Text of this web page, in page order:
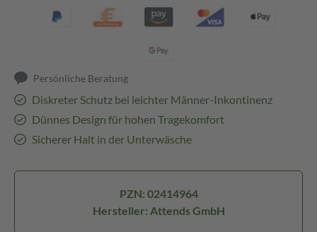
Persönliche Beratung
Diskreter Schutz bei leichter Männer-Inkontinenz
Dünnes Design für hohen Tragekomfort
Sicherer Halt in der Unterwäsche
PZN: 02414964
Hersteller: Attends GmbH